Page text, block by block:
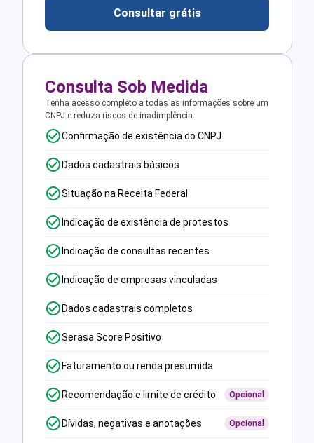
Consultar grátis
Consulta Sob Medida
Tenha acesso completo a todas as informações sobre um
CNPJ e reduza riscos de inadimplência.
Confirmação de existência do CNPJ
Dados cadastrais básicos
Situação na Receita Federal
Indicação de existência de protestos
Indicação de consultas recentes
Indicação de empresas vinculadas
Dados cadastrais completos
Serasa Score Positivo
Faturamento ou renda presumida
Recomendação e limite de crédito Opcional
Dívidas, negativas e anotações Opcional